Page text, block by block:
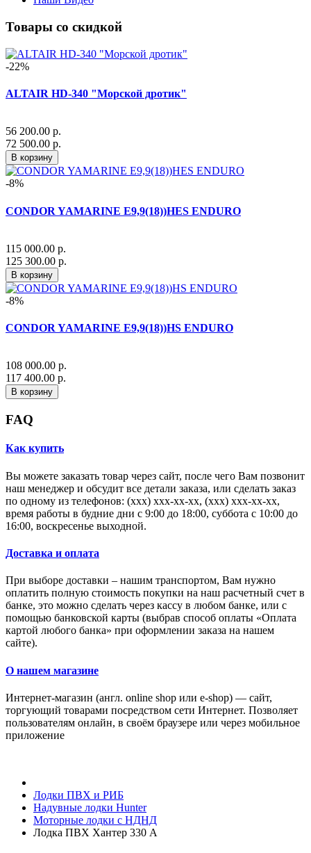
Товары со скидкой
-22%
ALTAIR HD-340 "Морской дротик"
56 200.00 р.
72 500.00 р.
В корзину
-8%
CONDOR YAMARINE E9,9(18))HES ENDURO
115 000.00 р.
125 300.00 р.
В корзину
-8%
CONDOR YAMARINE E9,9(18))HS ENDURO
108 000.00 р.
117 400.00 р.
В корзину
FAQ
Как купить
Вы можете заказать товар через сайт, после чего Вам позвонит
наш менеджер и обсудит все детали заказа, или сделать заказ
по одному из телефонов: (xxx) xxx-xx-xx, (xxx) xxx-xx-xx,
время работы в будние дни с 9:00 до 18:00, суббота с 10:00 до
16:00, воскресенье выходной.
Доставка и оплата
При выборе доставки – нашим транспортом, Вам нужно
оплатить полную стоимость покупки на наш расчетный счет в
банке, это можно сделать через кассу в любом банке, или с
помощью банковской карты (выбрав способ оплаты «Оплата
картой любого банка» при оформлении заказа на нашем
сайте).
О нашем магазине
Интернет-магазин (англ. online shop или e-shop) — сайт,
торгующий товарами посредством сети Интернет. Позволяет
пользователям онлайн, в своём браузере или через мобильное
приложение
Лодки ПВХ и РИБ
Надувные лодки Hunter
Моторные лодки с НДНД
Лодка ПВХ Хантер 330 А